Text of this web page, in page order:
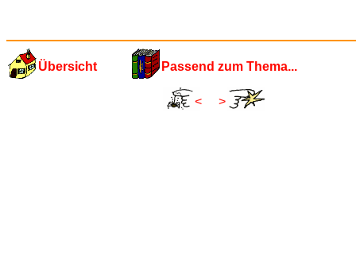
Übersicht Passend zum Thema...
< >